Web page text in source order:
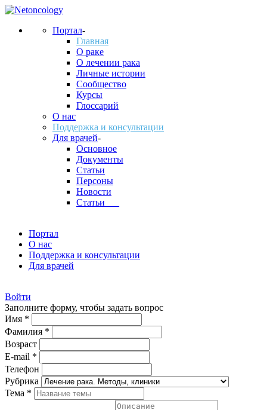
Портал-
Главная
О раке
О лечении рака
Личные истории
Сообщество
Курсы
Глоссарий
О нас
Поддержка и консультации
Для врачей-
Основное
Документы
Статьи
Персоны
Новости
Статьи___
Портал
О нас
Поддержка и консультации
Для врачей
Войти
Заполните форму, чтобы задать вопрос
Имя *
Фамилия *
Возраст
E-mail *
Телефон
Рубрика
Тема *